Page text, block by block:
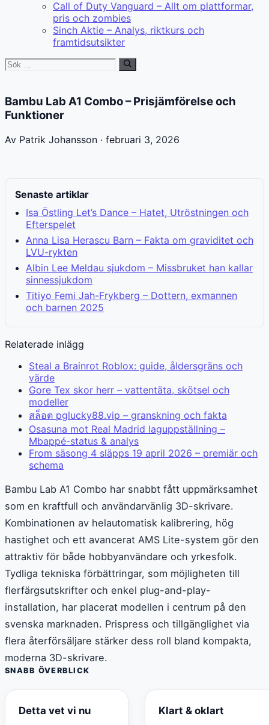
Call of Duty Vanguard – Allt om plattformar,
pris och zombies
Sinch Aktie – Analys, riktkurs och
framtidsutsikter
Sök
Bambu Lab A1 Combo – Prisjämförelse och
Funktioner
Av Patrik Johansson · februari 3, 2026
Senaste artiklar
Isa Östling Let’s Dance – Hatet, Utröstningen och
Efterspelet
Anna Lisa Herascu Barn – Fakta om graviditet och
LVU-rykten
Albin Lee Meldau sjukdom – Missbruket han kallar
sinnessjukdom
Titiyo Femi Jah-Frykberg – Dottern, exmannen
och barnen 2025
Relaterade inlägg
Steal a Brainrot Roblox: guide, åldersgräns och
värde
Gore Tex skor herr – vattentäta, skötsel och
modeller
สล็อต pglucky88.vip – granskning och fakta
Osasuna mot Real Madrid laguppställning –
Mbappé-status & analys
From säsong 4 släpps 19 april 2026 – premiär och
schema
Bambu Lab A1 Combo har snabbt fått uppmärksamhet
som en kraftfull och användarvänlig 3D-skrivare.
Kombinationen av helautomatisk kalibrering, hög
hastighet och ett avancerat AMS Lite-system gör den
attraktiv för både hobbyanvändare och yrkesfolk.
Tydliga tekniska förbättringar, som möjligheten till
flerfärgsutskrifter och enkel plug-and-play-
installation, har placerat modellen i centrum på den
svenska marknaden. Prispress och tillgänglighet via
flera återförsäljare stärker dess roll bland kompakta,
moderna 3D-skrivare.
SNABB ÖVERBLICK
Detta vet vi nu
Klart & oklart